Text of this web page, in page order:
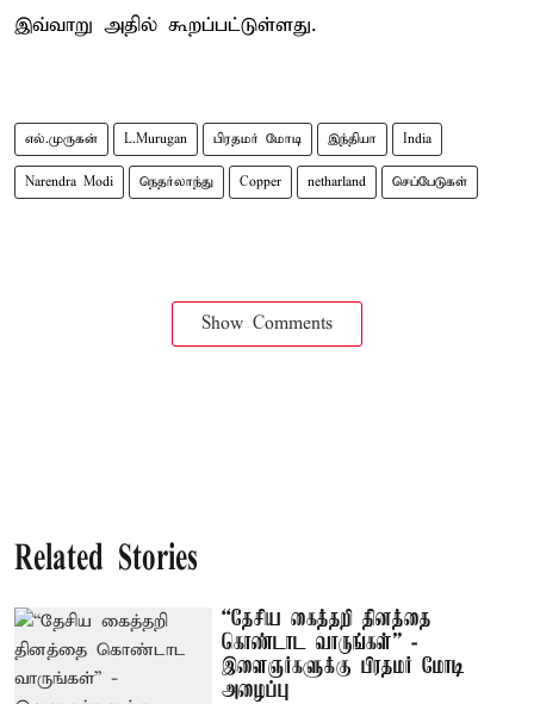
இவ்வாறு அதில் கூறப்பட்டுள்ளது.
எல்.முருகன் L.Murugan பிரதமர் மோடி இந்தியா India
Narendra Modi நெதர்லாந்து Copper netharland செப்பேடுகள்
Show Comments
Related Stories
“தேசிய கைத்தறி தினத்தை
கொண்டாட வாருங்கள்” -
இளைஞர்களுக்கு பிரதமர் மோடி
அழைப்பு